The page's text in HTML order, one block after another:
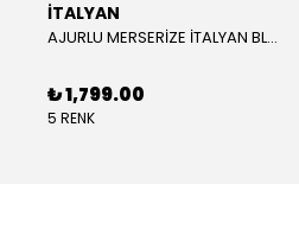
İTALYAN
AJURLU MERSERİZE İTALYAN BLUZ- STANDART BEDEN - SİYAH
₺ 1,799.00
5 RENK